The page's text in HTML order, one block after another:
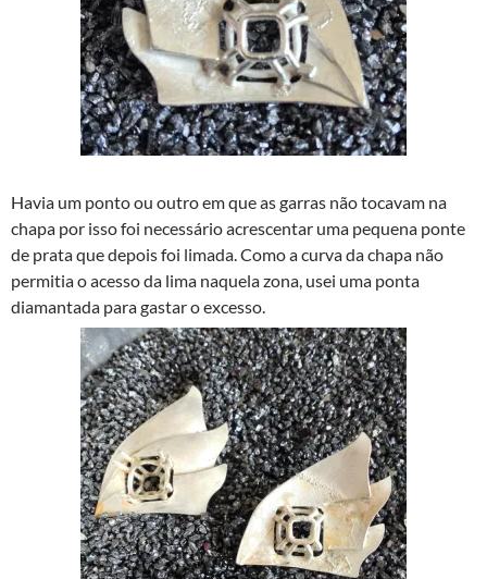
Havia um ponto ou outro em que as garras não tocavam na
chapa por isso foi necessário acrescentar uma pequena ponte
de prata que depois foi limada. Como a curva da chapa não
permitia o acesso da lima naquela zona, usei uma ponta
diamantada para gastar o excesso.